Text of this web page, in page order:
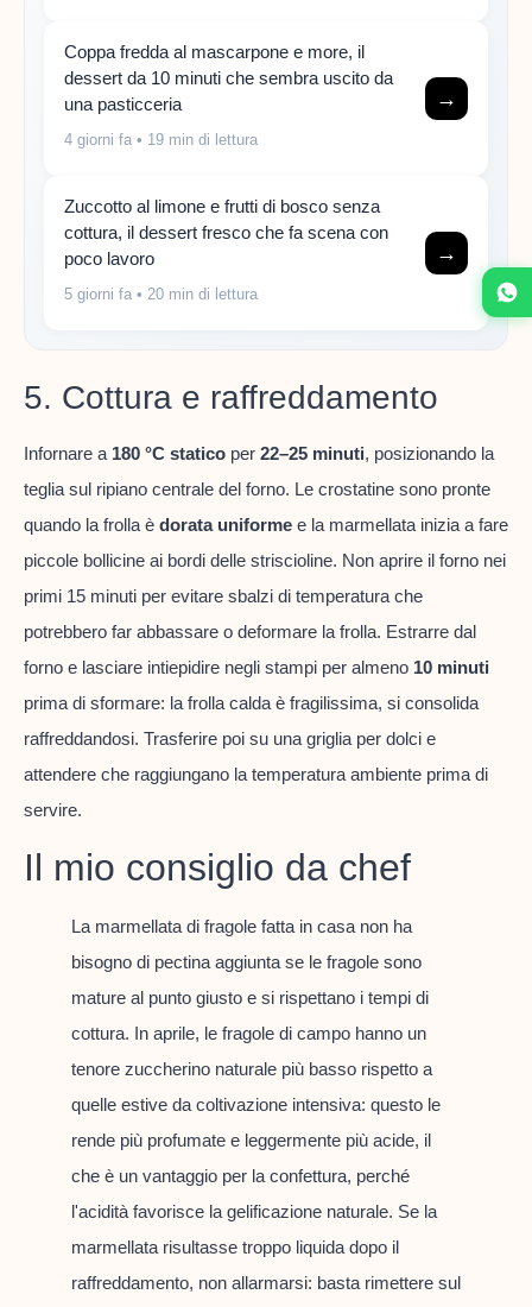
Coppa fredda al mascarpone e more, il
dessert da 10 minuti che sembra uscito da
una pasticceria
4 giorni fa • 19 min di lettura
→
Zuccotto al limone e frutti di bosco senza
cottura, il dessert fresco che fa scena con
poco lavoro
5 giorni fa • 20 min di lettura
→
5. Cottura e raffreddamento
Infornare a 180 °C statico per 22–25 minuti, posizionando la
teglia sul ripiano centrale del forno. Le crostatine sono pronte
quando la frolla è dorata uniforme e la marmellata inizia a fare
piccole bollicine ai bordi delle striscioline. Non aprire il forno nei
primi 15 minuti per evitare sbalzi di temperatura che
potrebbero far abbassare o deformare la frolla. Estrarre dal
forno e lasciare intiepidire negli stampi per almeno 10 minuti
prima di sformare: la frolla calda è fragilissima, si consolida
raffreddandosi. Trasferire poi su una griglia per dolci e
attendere che raggiungano la temperatura ambiente prima di
servire.
Il mio consiglio da chef
La marmellata di fragole fatta in casa non ha
bisogno di pectina aggiunta se le fragole sono
mature al punto giusto e si rispettano i tempi di
cottura. In aprile, le fragole di campo hanno un
tenore zuccherino naturale più basso rispetto a
quelle estive da coltivazione intensiva: questo le
rende più profumate e leggermente più acide, il
che è un vantaggio per la confettura, perché
l'acidità favorisce la gelificazione naturale. Se la
marmellata risultasse troppo liquida dopo il
raffreddamento, non allarmarsi: basta rimettere sul